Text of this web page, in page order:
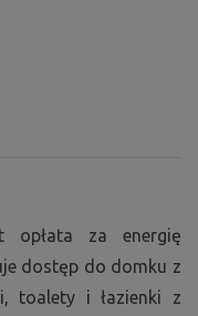
opłata za energię
dostęp do domku z
toalety i łazienki z